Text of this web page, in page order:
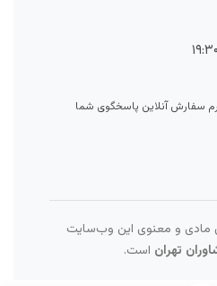
سفارش آنلاین پاسخگوی شما
مادی و معنوی این وب‌سایت
تهران است.